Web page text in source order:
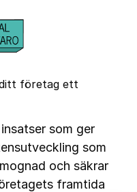
företag ett
som ger
som
och säkrar
framtida